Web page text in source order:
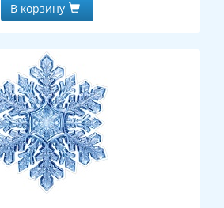
В корзину